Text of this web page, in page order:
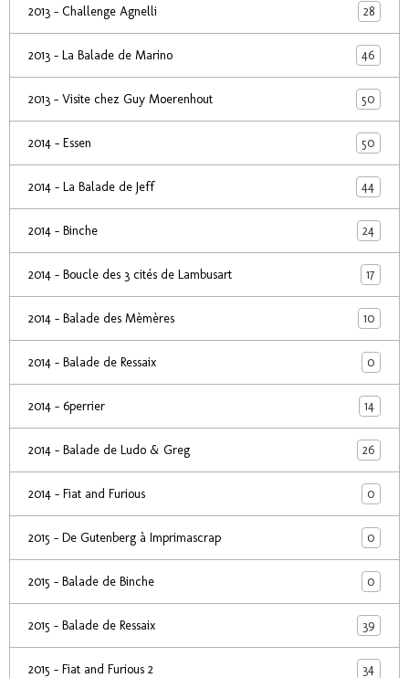
2013 - Challenge Agnelli 28
2013 - La Balade de Marino 46
2013 - Visite chez Guy Moerenhout 50
2014 - Essen 50
2014 - La Balade de Jeff 44
2014 - Binche 24
2014 - Boucle des 3 cités de Lambusart 17
2014 - Balade des Mèmères 10
2014 - Balade de Ressaix 0
2014 - 6perrier 14
2014 - Balade de Ludo & Greg 26
2014 - Fiat and Furious 0
2015 - De Gutenberg à Imprimascrap 0
2015 - Balade de Binche 0
2015 - Balade de Ressaix 39
2015 - Fiat and Furious 2 34